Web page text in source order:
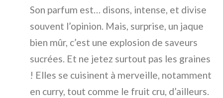
Son parfum est… disons, intense, et divise
souvent l’opinion. Mais, surprise, un jaque
bien mûr, c’est une explosion de saveurs
sucrées. Et ne jetez surtout pas les graines
! Elles se cuisinent à merveille, notamment
en curry, tout comme le fruit cru, d’ailleurs.